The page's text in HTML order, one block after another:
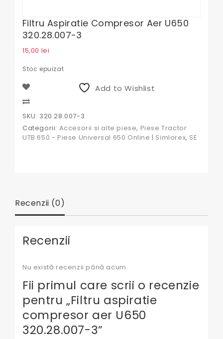
Filtru Aspiratie Compresor Aer U650
320.28.007-3
15,00 lei
Stoc epuizat
Add to Wishlist
SKU: 320.28.007-3
Categorii: Accesorii si alte piese, Piese Tractor
UTB 650 - Piese Universal 650 Online | Simlorex, SE
Recenzii (0)
Recenzii
Nu există recenzii până acum.
Fii primul care scrii o recenzie
pentru „Filtru aspiratie
compresor aer U650
320.28.007-3”